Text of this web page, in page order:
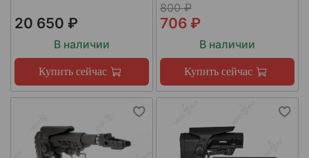
20 650 ₽
В наличии
Купить сейчас
800 ₽
706 ₽
В наличии
Купить сейчас